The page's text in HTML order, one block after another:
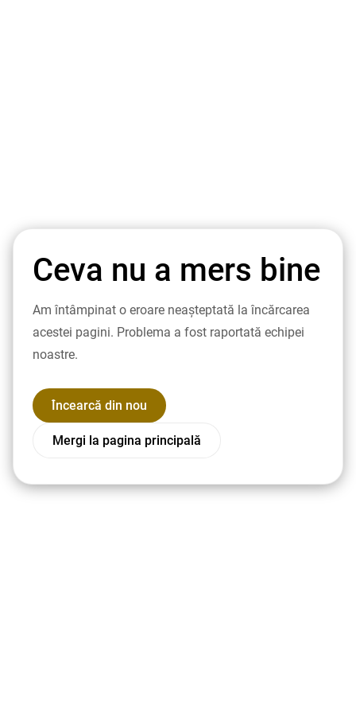
Ceva nu a mers bine
Am întâmpinat o eroare neașteptată la încărcarea
acestei pagini. Problema a fost raportată echipei
noastre.
Încearcă din nou
Mergi la pagina principală